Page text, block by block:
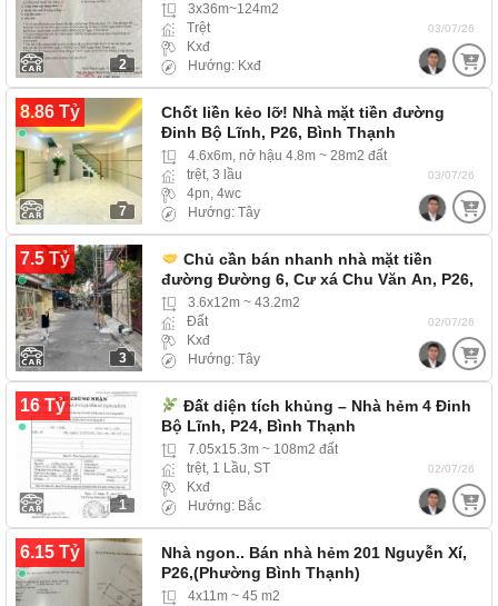
2
3x36m~124m2
Trệt
Kxđ
Hướng: Kxđ
03/07/26
8.86 Tỷ
7
Chốt liền kẻo lỡ! Nhà mặt tiền đường
Đinh Bộ Lĩnh, P26, Bình Thạnh
4.6x6m, nở hậu 4.8m ~ 28m2 đất
trệt, 3 lầu
4pn, 4wc
Hướng: Tây
03/07/26
7.5 Tỷ
3
Chủ cần bán nhanh nhà mặt tiền
đường Đường 6, Cư xá Chu Văn An, P26,
…
3.6x12m ~ 43.2m2
Đất
Kxđ
Hướng: Tây
02/07/26
16 Tỷ
1
Đất diện tích khủng – Nhà hẻm 4 Đinh
Bộ Lĩnh, P24, Bình Thạnh
7.05x15.3m ~ 108m2 đất
trệt, 1 Lầu, ST
Kxđ
Hướng: Bắc
02/07/26
6.15 Tỷ
Nhà ngon.. Bán nhà hẻm 201 Nguyễn Xí,
P26,(Phường Bình Thạnh)
4x11m ~ 45 m2